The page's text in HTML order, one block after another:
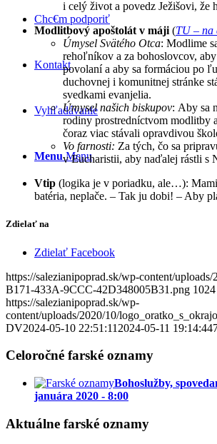
Chc€m podporiť
Kontakt
Vyhľadávanie
Menu Menu
i celý život a povedz Ježišovi, že
Modlitbový apoštolát v máji (TU – na
Úmysel Svätého Otca: Modlime
rehoľníkov a za bohoslovcov,
povolaní a aby sa formáciou po
duchovnej i komunitnej stránke
svedkami evanjelia.
Úmysel našich biskupov: Aby sa
rodiny prostredníctvom modlitby
čoraz viac stávali opravdivou
Vo farnosti: Za tých, čo sa
v Eucharistii, aby naďalej rástli s
Vtip (logika je v poriadku, ale…):
batéria, neplače. – Tak ju dobi! – Aby
Zdielať na
Zdielať Facebook
https://salezianipoprad.sk/wp-content/
B171-433A-9CCC-42D348005B31.png 1024
https://salezianipoprad.sk/wp-
content/uploads/2020/10/
DV2024-05-10 22:51:11 2024-05-11 19:14:44
Celoročné farské oznamy
Bohoslužby,
januára 2020 - 8:00
Aktuálne farské oznamy